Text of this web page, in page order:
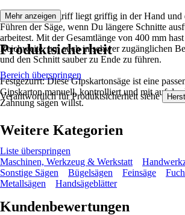
Der Kunststoffgriff liegt griffig in der Hand und
Führen der Säge, wenn Du längere Schnitte
arbeitest. Mit der Gesamtlänge von 400 mm
Reichweite, um auch in schwer zugänglichen
und den Schnitt sauber zu Ende zu führen.
Festgezurrt: Diese Gipskartonsäge ist eine
Gipskarton manuell, kontrolliert und mit auf das
Zahnung sägen willst.
Mehr anzeigen
Produktsicherheit
Bereich überspringen
Verantwortlich für Produktsicherheit siehe
Weitere Kategorien
Liste überspringen
Maschinen, Werkzeug & Werkstatt
Sonstige Sägen
Bügelsägen Feinsäge
Metallsägen
Handsägeblätter
Kundenbewertungen